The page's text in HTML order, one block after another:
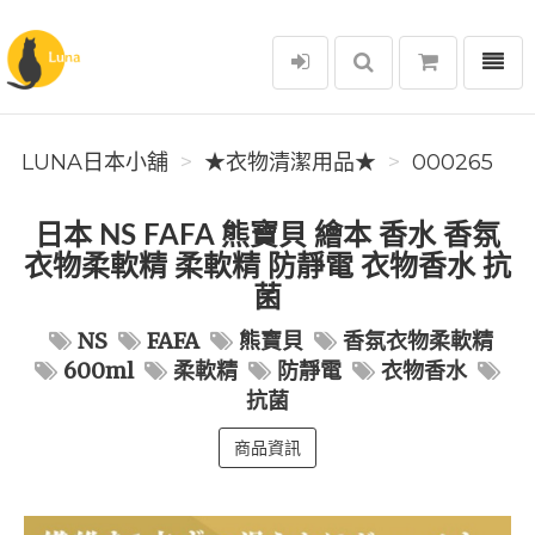
Luna日本小舖
選單
LUNA日本小舖 ★衣物清潔用品★ 000265
日本 NS FAFA 熊寶貝 繪本 香水 香氛
衣物柔軟精 柔軟精 防靜電 衣物香水 抗
菌
NS FAFA 熊寶貝
香氛衣物柔軟精
600ml
柔軟精 防靜電
衣物香水
抗菌
商品資訊